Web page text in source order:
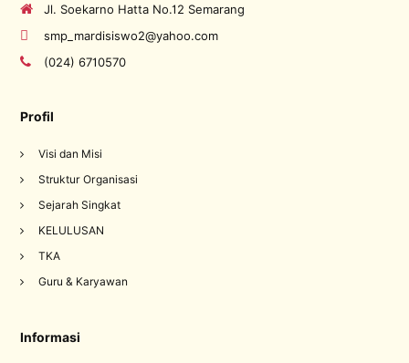
Jl. Soekarno Hatta No.12 Semarang
smp_mardisiswo2@yahoo.com
(024) 6710570
Profil
Visi dan Misi
Struktur Organisasi
Sejarah Singkat
KELULUSAN
TKA
Guru & Karyawan
Informasi